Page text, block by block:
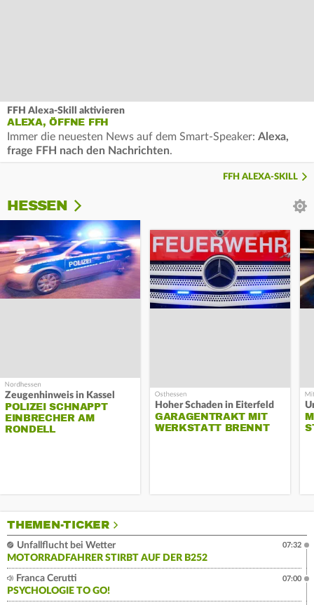
FFH Alexa-Skill aktivieren
ALEXA, ÖFFNE FFH
Immer die neuesten News auf dem Smart-Speaker: Alexa,
frage FFH nach den Nachrichten.
FFH ALEXA-SKILL
HESSEN
Zeugenhinweis in Kassel
POLIZEI SCHNAPPT
EINBRECHER AM
RONDELL
Hoher Schaden in Eiterfeld
GARAGENTRAKT MIT
WERKSTATT BRENNT
THEMEN-TICKER
Unfallflucht bei Wetter
MOTORRADFAHRER STIRBT AUF DER B252
07:32
Franca Cerutti
PSYCHOLOGIE TO GO!
07:00